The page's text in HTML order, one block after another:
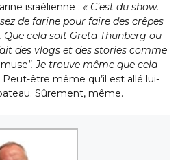
israélienne : « C’est du show.
de farine pour faire des crêpes
Que cela soit Greta Thunberg ou
des vlogs et des stories comme
″. Je trouve même que cela
être même qu’il est allé lui-
Sûrement, même.